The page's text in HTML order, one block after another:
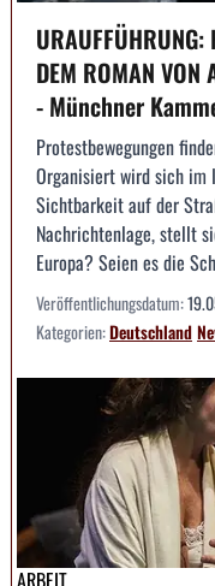
URAUFFÜHRUNG:
DEM ROMAN VON
- Münchner
Protestbewegungen
Organisiert wird sich im
Sichtbarkeit auf der
Nachrichtenlage, stellt
Europa? Seien es die
Veröffentlichungsdatum:
Kategorien:Deutschland
ARBEIT